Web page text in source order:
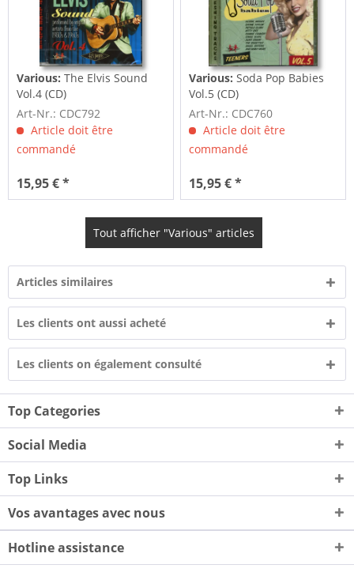
Various:The Elvis Sound
Vol.4 (CD)
Art-Nr.: CDC792
Article doit être
commandé
15,95 € *
Various:Soda Pop Babies
Vol.5 (CD)
Art-Nr.: CDC760
Article doit être
commandé
15,95 € *
Tout afficher "Various" articles
Articles similaires
Les clients ont aussi acheté
Les clients on également consulté
Top Categories
Social Media
Top Links
Vos avantages avec nous
Hotline assistance